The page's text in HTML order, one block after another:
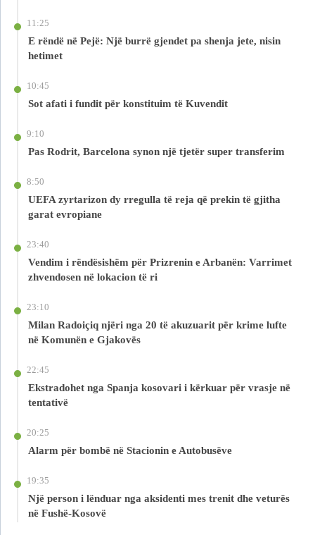
11:25
E rëndë në Pejë: Një burrë gjendet pa shenja jete, nisin
hetimet
10:45
Sot afati i fundit për konstituim të Kuvendit
9:10
Pas Rodrit, Barcelona synon një tjetër super transferim
8:50
UEFA zyrtarizon dy rregulla të reja që prekin të gjitha
garat evropiane
23:40
Vendim i rëndësishëm për Prizrenin e Arbanën: Varrimet
zhvendosen në lokacion të ri
23:10
Milan Radoiçiq njëri nga 20 të akuzuarit për krime lufte
në Komunën e Gjakovës
22:45
Ekstradohet nga Spanja kosovari i kërkuar për vrasje në
tentativë
20:25
Alarm për bombë në Stacionin e Autobusëve
19:35
Një person i lënduar nga aksidenti mes trenit dhe veturës
në Fushë-Kosovë